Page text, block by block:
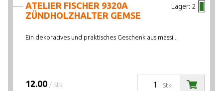
Lager: 2
ATELIER FISCHER 9320A
ZÜNDHOLZHALTER GEMSE
Ein dekoratives und praktisches Geschenk aus massi...
Stk.
12.00 / Stk.